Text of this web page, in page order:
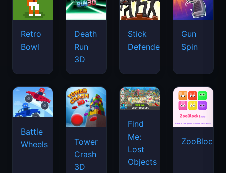
Retro
Bowl
Death
Run
3D
Stick
Defenders
Gun
Spin
Battle
Wheels
Tower
Crash
3D
Find
Me:
Lost
Objects
ZooBlocks